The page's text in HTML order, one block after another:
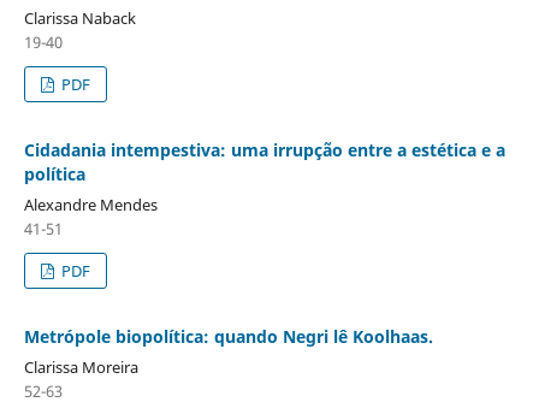
Clarissa Naback
19-40
PDF
Cidadania intempestiva: uma irrupção entre a estética e a
política
Alexandre Mendes
41-51
PDF
Metrópole biopolítica: quando Negri lê Koolhaas.
Clarissa Moreira
52-63